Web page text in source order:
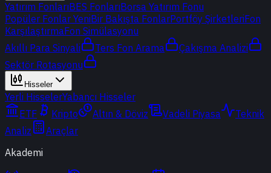
Yatırım FonlarıBES FonlarıBorsa Yatırım Fonu
Popüler Fonlar YeniBir Bakışta FonlarPortföy ŞirketleriFon
KarşılaştırmaFon Simülasyonu
Akıllı Para Sinyali
Ters Fon Arama
Çakışma Analizi
Sektör Rotasyonu
Hisseler
Yerli HisselerYabancı Hisseler
ETF
Kripto Altın & Döviz Vadeli Piyasa
Teknik
Analiz
Araçlar
Akademi